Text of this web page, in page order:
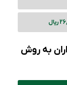
به روش